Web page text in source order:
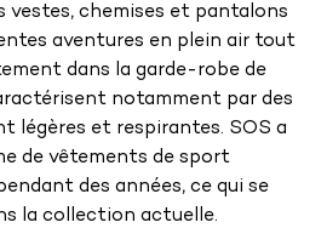
vestes, chemises et pantalons
aventures en plein air tout
dans la garde-robe de
notamment par des
légères et respirantes. SOS a
de vêtements de sport
des années, ce qui se
la collection actuelle.